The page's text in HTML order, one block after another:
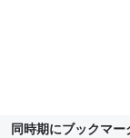
同時期にブックマ